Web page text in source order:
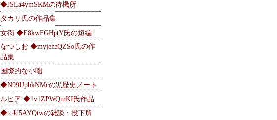
◆JSLa4ymSKMの待機所
タカリ氏の作品集
女衒 ◆E8kwFGHptY氏の短編
なつしお ◆myjeheQZSo氏の作
品集
国際的な小咄
◆N99UpbkNMcの黒歴史ノート
ルピア ◆1v1ZPWQmKI氏作品
◆toJd5AYQtwの雑談・投下所